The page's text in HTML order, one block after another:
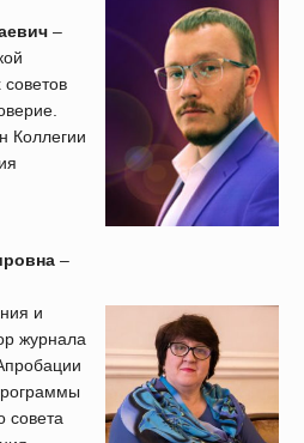
–
Коллегии
–
и
журнала
совета